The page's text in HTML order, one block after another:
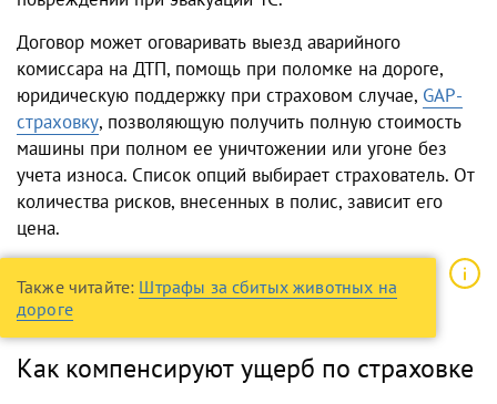
Договор может оговаривать выезд аварийного
комиссара на ДТП, помощь при поломке на дороге,
юридическую поддержку при страховом случае, GAP-
страховку, позволяющую получить полную стоимость
машины при полном ее уничтожении или угоне без
учета износа. Список опций выбирает страхователь. От
количества рисков, внесенных в полис, зависит его
цена.
Также читайте: Штрафы за сбитых животных на
дороге
Как компенсируют ущерб по страховке